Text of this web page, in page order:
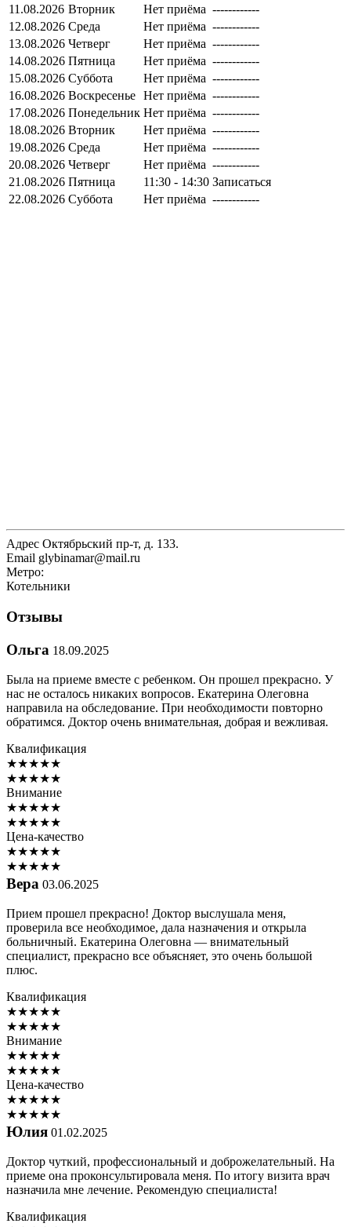
11.08.2026 Вторник Нет приёма ------------
12.08.2026 Среда Нет приёма ------------
13.08.2026 Четверг Нет приёма ------------
14.08.2026 Пятница Нет приёма ------------
15.08.2026 Суббота Нет приёма ------------
16.08.2026 Воскресенье Нет приёма ------------
17.08.2026 Понедельник Нет приёма ------------
18.08.2026 Вторник Нет приёма ------------
19.08.2026 Среда Нет приёма ------------
20.08.2026 Четверг Нет приёма ------------
21.08.2026 Пятница 11:30 - 14:30 Записаться
22.08.2026 Суббота Нет приёма ------------
Адрес Октябрьский пр-т, д. 133.
Email glybinamar@mail.ru
Метро:
Котельники
Отзывы
Ольга 18.09.2025
Была на приеме вместе с ребенком. Он прошел прекрасно. У
нас не осталось никаких вопросов. Екатерина Олеговна
направила на обследование. При необходимости повторно
обратимся. Доктор очень внимательная, добрая и вежливая.
Квалификация
★★★★★
★★★★★
Внимание
★★★★★
★★★★★
Цена-качество
★★★★★
★★★★★
Вера 03.06.2025
Прием прошел прекрасно! Доктор выслушала меня,
проверила все необходимое, дала назначения и открыла
больничный. Екатерина Олеговна — внимательный
специалист, прекрасно все объясняет, это очень большой
плюс.
Квалификация
★★★★★
★★★★★
Внимание
★★★★★
★★★★★
Цена-качество
★★★★★
★★★★★
Юлия 01.02.2025
Доктор чуткий, профессиональный и доброжелательный. На
приеме она проконсультировала меня. По итогу визита врач
назначила мне лечение. Рекомендую специалиста!
Квалификация